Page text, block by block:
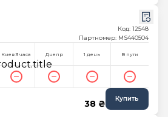
Код: 12548
Партномер: MS440504
Киев 3 часа Днепр 1 день В пути
38 ₴ Купить